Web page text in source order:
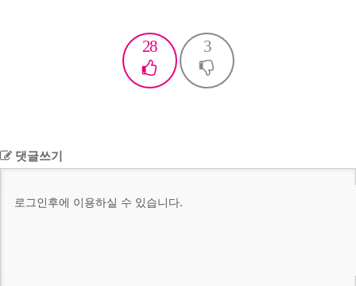
28 3
댓글쓰기